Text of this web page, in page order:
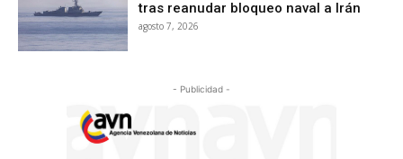
tras reanudar bloqueo naval a Irán
agosto 7, 2026
- Publicidad -